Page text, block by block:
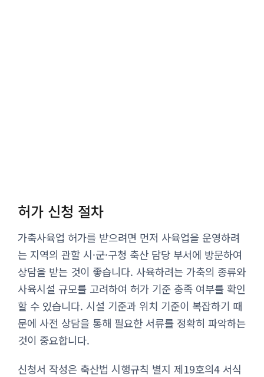
허가 신청 절차
가축사육업 허가를 받으려면 먼저 사육업을 운영하려
는 지역의 관할 시·군·구청 축산 담당 부서에 방문하여
상담을 받는 것이 좋습니다. 사육하려는 가축의 종류와
사육시설 규모를 고려하여 허가 기준 충족 여부를 확인
할 수 있습니다. 시설 기준과 위치 기준이 복잡하기 때
문에 사전 상담을 통해 필요한 서류를 정확히 파악하는
것이 중요합니다.
신청서 작성은 축산법 시행규칙 별지 제19호의4 서식